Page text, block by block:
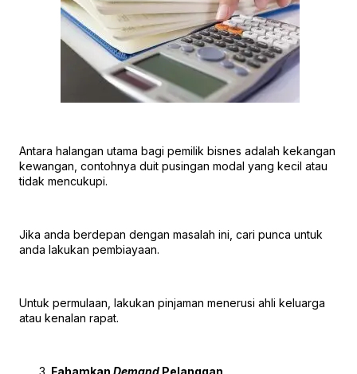
Antara halangan utama bagi pemilik bisnes adalah kekangan
kewangan, contohnya duit pusingan modal yang kecil atau
tidak mencukupi.
Jika anda berdepan dengan masalah ini, cari punca untuk
anda lakukan pembiayaan.
Untuk permulaan, lakukan pinjaman menerusi ahli keluarga
atau kenalan rapat.
Fahamkan Demand Pelanggan